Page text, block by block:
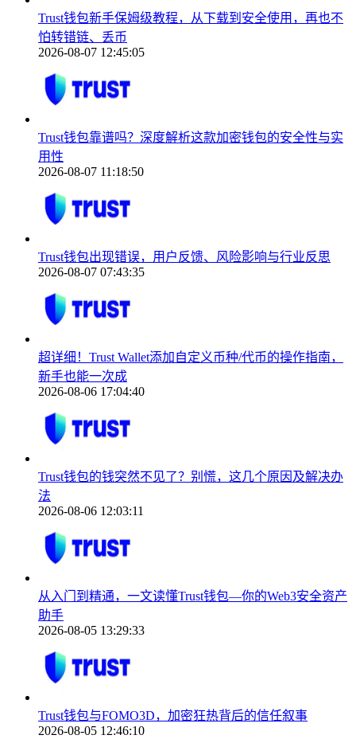
Trust钱包新手保姆级教程，从下载到安全使用，再也不
怕转错链、丢币
2026-08-07 12:45:05
Trust钱包靠谱吗？深度解析这款加密钱包的安全性与实
用性
2026-08-07 11:18:50
Trust钱包出现错误，用户反馈、风险影响与行业反思
2026-08-07 07:43:35
超详细！Trust Wallet添加自定义币种/代币的操作指南，
新手也能一次成
2026-08-06 17:04:40
Trust钱包的钱突然不见了？别慌，这几个原因及解决办
法
2026-08-06 12:03:11
从入门到精通，一文读懂Trust钱包—你的Web3安全资产
助手
2026-08-05 13:29:33
Trust钱包与FOMO3D，加密狂热背后的信任叙事
2026-08-05 12:46:10